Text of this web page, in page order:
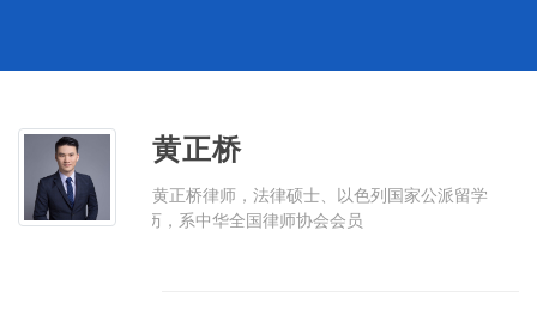
黄正桥
黄正桥律师，法律硕士、以色列国家公派留学
经历，系中华全国律师协会会员